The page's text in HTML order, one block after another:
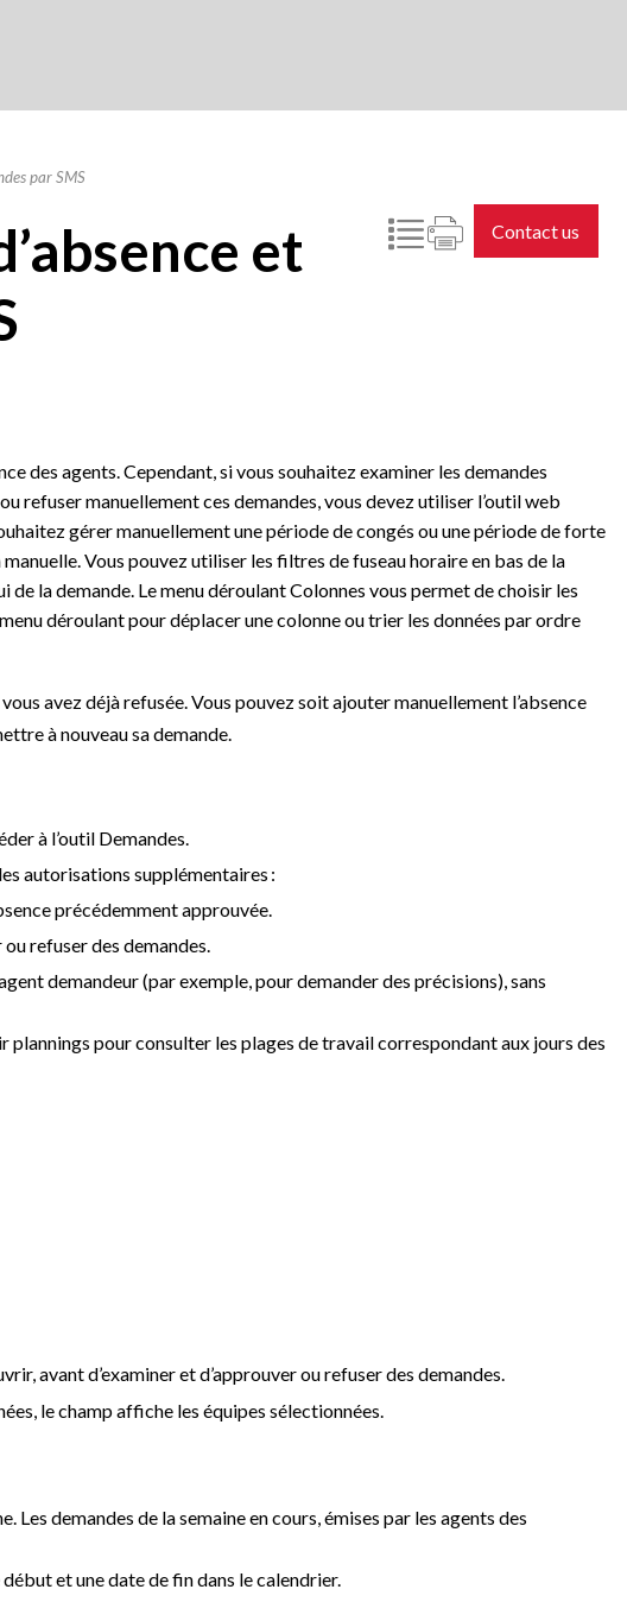
par SMS
Contact us
et
des agents. Cependant, si vous souhaitez examiner les demandes
refuser manuellement ces demandes, vous devez utiliser l’outil web
gérer manuellement une période de congés ou une période de forte
Vous pouvez utiliser les filtres de fuseau horaire en bas de la
la demande. Le menu déroulant Colonnes vous permet de choisir les
déroulant pour déplacer une colonne ou trier les données par ordre
avez déjà refusée. Vous pouvez soit ajouter manuellement l’absence
à nouveau sa demande.
à l’outil Demandes.
autorisations supplémentaires :
précédemment approuvée.
refuser des demandes.
demandeur (par exemple, pour demander des précisions), sans
plannings pour consulter les plages de travail correspondant aux jours des
avant d’examiner et d’approuver ou refuser des demandes.
le champ affiche les équipes sélectionnées.
Les demandes de la semaine en cours, émises par les agents des
et une date de fin dans le calendrier.